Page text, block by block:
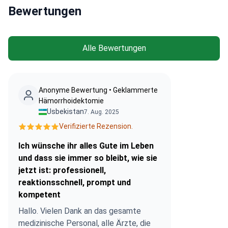
Bewertungen
Alle Bewertungen
Anonyme Bewertung • Geklammerte
Hämorrhoidektomie
Usbekistan7. Aug. 2025
Verifizierte Rezension.
Ich wünsche ihr alles Gute im Leben
und dass sie immer so bleibt, wie sie
jetzt ist: professionell,
reaktionsschnell, prompt und
kompetent
Hallo. Vielen Dank an das gesamte
medizinische Personal, alle Ärzte, die